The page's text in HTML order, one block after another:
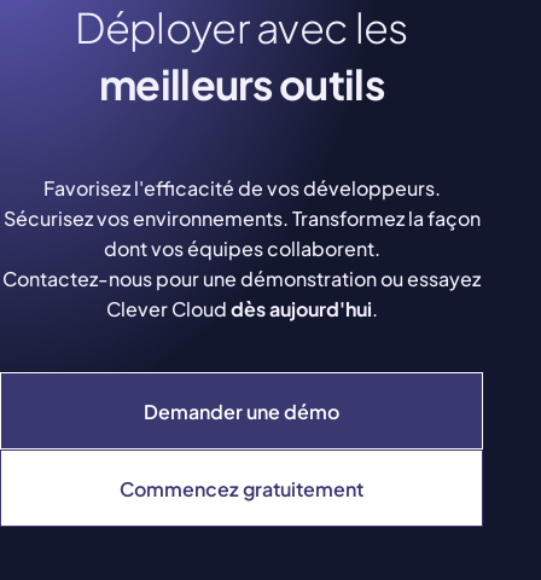
Déployer avec les
meilleurs outils
Demander une démo
Commencez gratuitement
Favorisez l'efficacité de vos développeurs.
Sécurisez vos environnements. Transformez la façon
dont vos équipes collaborent.
Contactez-nous pour une démonstration ou essayez
Clever Clouddès aujourd'hui.